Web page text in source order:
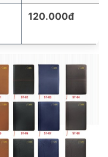
120.000đ